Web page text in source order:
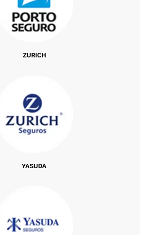
ZURICH
YASUDA